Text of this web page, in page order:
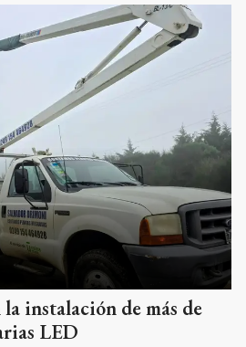
instalación de más de
LED